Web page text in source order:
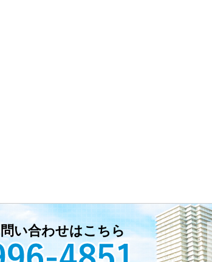
い合わせはこちら